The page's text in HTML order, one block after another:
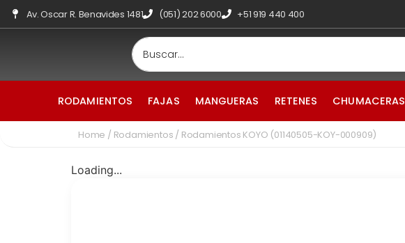
Av. Oscar R. Benavides 1481 (051) 202 6000 +51 919 440 400
RODAMIENTOS FAJAS MANGUERAS RETENES CHUMACERAS
Home / Rodamientos / Rodamientos KOYO (01140505-KOY-000909)
Loading...